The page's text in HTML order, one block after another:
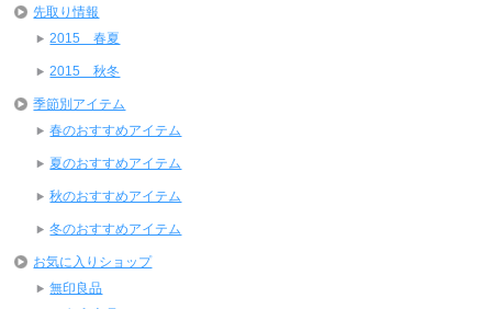
先取り情報
2015 春夏
2015 秋冬
季節別アイテム
春のおすすめアイテム
夏のおすすめアイテム
秋のおすすめアイテム
冬のおすすめアイテム
お気に入りショップ
無印良品